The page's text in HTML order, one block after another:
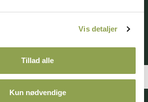
Vis detaljer
Tillad alle
Kun nødvendige